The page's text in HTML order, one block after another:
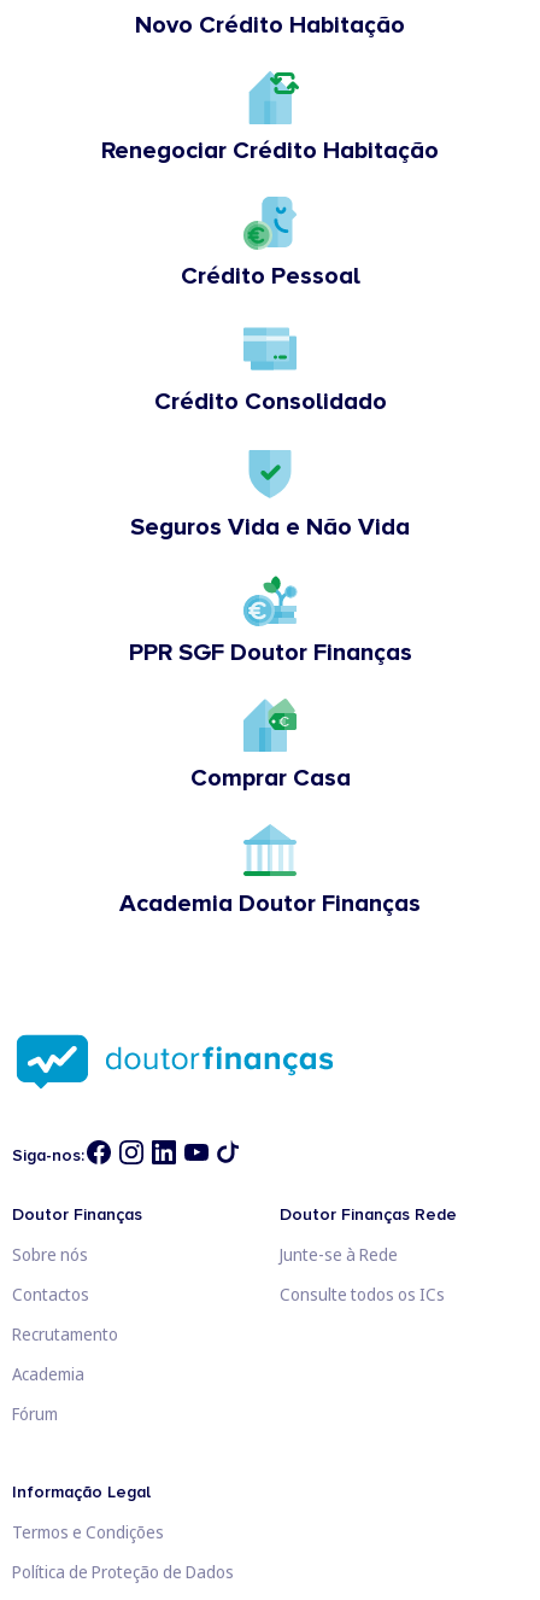
Novo Crédito Habitação
Renegociar Crédito Habitação
Crédito Pessoal
Crédito Consolidado
Seguros Vida e Não Vida
PPR SGF Doutor Finanças
Comprar Casa
Academia Doutor Finanças
Siga-nos:
Doutor Finanças
Sobre nós
Contactos
Recrutamento
Academia
Fórum
Doutor Finanças Rede
Junte-se à Rede
Consulte todos os ICs
Informação Legal
Termos e Condições
Política de Proteção de Dados